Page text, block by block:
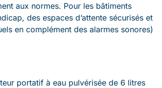
aux normes. Pour les bâtiments
des espaces d’attente sécurisés et
en complément des alarmes sonores)
portatif à eau pulvérisée de 6 litres